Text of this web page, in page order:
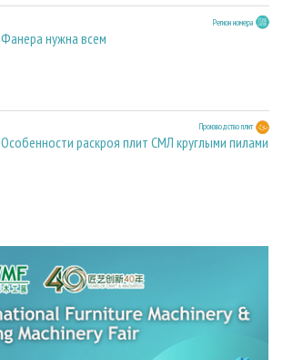
Регион номера
Фанера нужна всем
Производство плит
Особенности раскроя плит СМЛ круглыми пилами